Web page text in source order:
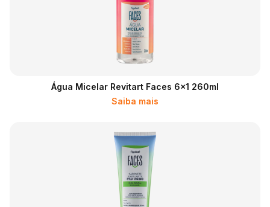
Água Micelar Revitart Faces 6x1 260ml
Saiba mais